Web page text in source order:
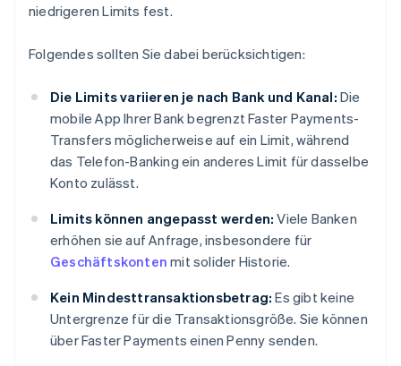
niedrigeren Limits fest.
Folgendes sollten Sie dabei berücksichtigen:
Die Limits variieren je nach Bank und Kanal: Die
mobile App Ihrer Bank begrenzt Faster Payments-
Transfers möglicherweise auf ein Limit, während
das Telefon-Banking ein anderes Limit für dasselbe
Konto zulässt.
Limits können angepasst werden: Viele Banken
erhöhen sie auf Anfrage, insbesondere für
Geschäftskonten mit solider Historie.
Kein Mindesttransaktionsbetrag: Es gibt keine
Untergrenze für die Transaktionsgröße. Sie können
über Faster Payments einen Penny senden.